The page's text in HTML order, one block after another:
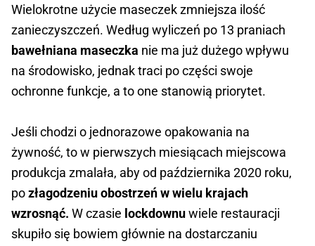
Wielokrotne użycie maseczek zmniejsza ilość
zanieczyszczeń. Według wyliczeń po 13 praniach
bawełniana maseczka nie ma już dużego wpływu
na środowisko, jednak traci po części swoje
ochronne funkcje, a to one stanowią priorytet.
Jeśli chodzi o jednorazowe opakowania na
żywność, to w pierwszych miesiącach miejscowa
produkcja zmalała, aby od października 2020 roku,
pozłagodzeniu obostrzeń w wielu krajach
wzrosnąć. W czasie lockdownuwiele restauracji
skupiło się bowiem głównie na dostarczaniu